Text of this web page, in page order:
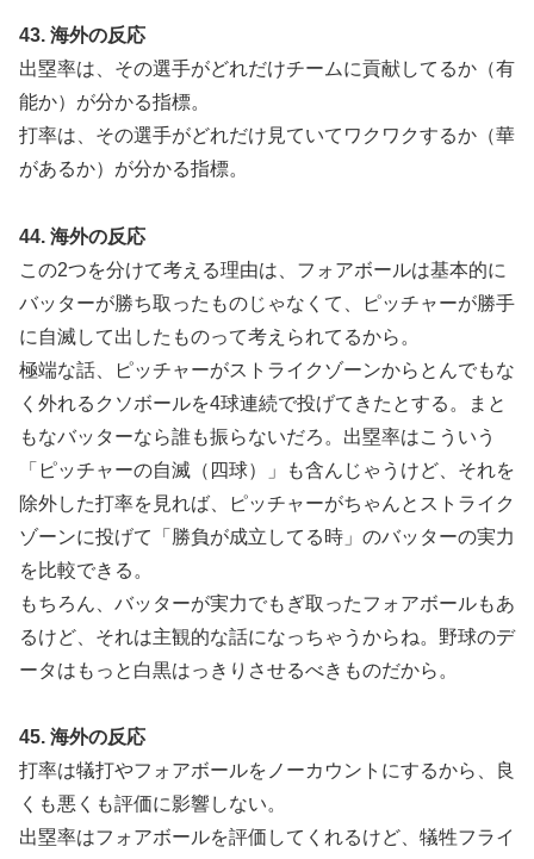
43. 海外の反応
出塁率は、その選手がどれだけチームに貢献してるか（有
能か）が分かる指標。
打率は、その選手がどれだけ見ていてワクワクするか（華
があるか）が分かる指標。
44. 海外の反応
この2つを分けて考える理由は、フォアボールは基本的に
バッターが勝ち取ったものじゃなくて、ピッチャーが勝手
に自滅して出したものって考えられてるから。
極端な話、ピッチャーがストライクゾーンからとんでもな
く外れるクソボールを4球連続で投げてきたとする。まと
もなバッターなら誰も振らないだろ。出塁率はこういう
「ピッチャーの自滅（四球）」も含んじゃうけど、それを
除外した打率を見れば、ピッチャーがちゃんとストライク
ゾーンに投げて「勝負が成立してる時」のバッターの実力
を比較できる。
もちろん、バッターが実力でもぎ取ったフォアボールもあ
るけど、それは主観的な話になっちゃうからね。野球のデ
ータはもっと白黒はっきりさせるべきものだから。
45. 海外の反応
打率は犠打やフォアボールをノーカウントにするから、良
くも悪くも評価に影響しない。
出塁率はフォアボールを評価してくれるけど、犠牲フライ